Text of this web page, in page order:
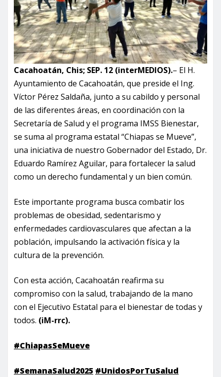
Cacahoatán, Chis; SEP. 12 (interMEDIOS).– El H.
Ayuntamiento de Cacahoatán, que preside el Ing.
Víctor Pérez Saldaña, junto a su cabildo y personal
de las diferentes áreas, en coordinación con la
Secretaría de Salud y el programa IMSS Bienestar,
se suma al programa estatal “Chiapas se Mueve”,
una iniciativa de nuestro Gobernador del Estado, Dr.
Eduardo Ramírez Aguilar, para fortalecer la salud
como un derecho fundamental y un bien común.
Este importante programa busca combatir los
problemas de obesidad, sedentarismo y
enfermedades cardiovasculares que afectan a la
población, impulsando la activación física y la
cultura de la prevención.
Con esta acción, Cacahoatán reafirma su
compromiso con la salud, trabajando de la mano
con el Ejecutivo Estatal para el bienestar de todas y
todos. (iM-rrc).
#ChiapasSeMueve
#SemanaSalud2025 #UnidosPorTuSalud